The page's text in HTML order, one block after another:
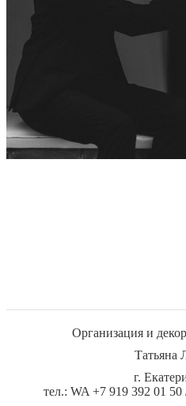
Организация и
Татьяна
г.
тел.: WA +7 919 392 01 50